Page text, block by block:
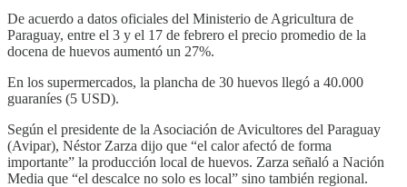
De acuerdo a datos oficiales del Ministerio de Agricultura de
Paraguay, entre el 3 y el 17 de febrero el precio promedio de la
docena de huevos aumentó un 27%.
En los supermercados, la plancha de 30 huevos llegó a 40.000
guaraníes (5 USD).
Según el presidente de la Asociación de Avicultores del Paraguay
(Avipar), Néstor Zarza dijo que “el calor afectó de forma
importante” la producción local de huevos. Zarza señaló a Nación
Media que “el descalce no solo es local” sino también regional.